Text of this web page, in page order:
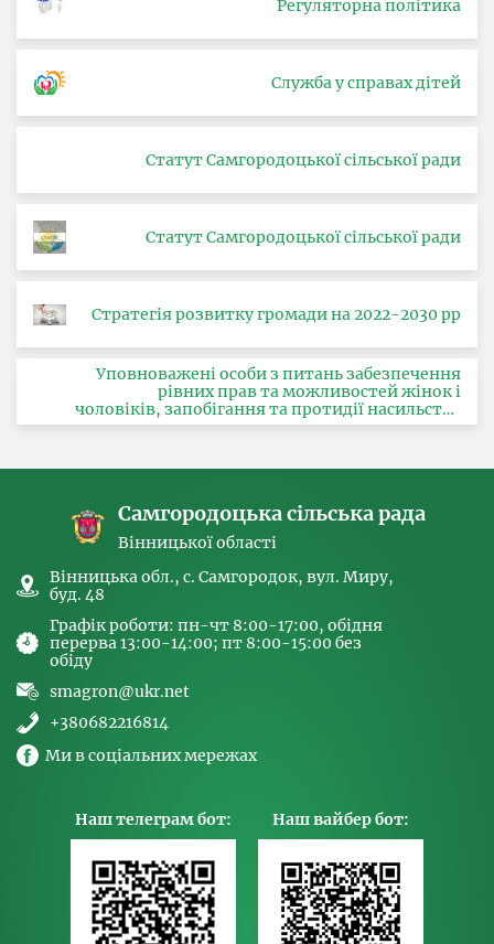
Регуляторна політика
Служба у справах дітей
Статут Самгородоцької сільської ради
Статут Самгородоцької сільської ради
Стратегія розвитку громади на 2022-2030 рр
Уповноважені особи з питань забезпечення
рівних прав та можливостей жінок і
чоловіків, запобігання та протидії насильству
за ознакою статі, з питань здійснення заходів,
Самгородоцька сільська рада
Вінницької області
Вінницька обл., с. Самгородок, вул. Миру,
буд. 48
Графік роботи: пн-чт 8:00-17:00, обідня
перерва 13:00-14:00; пт 8:00-15:00 без
обіду
smagron@ukr.net
+380682216814
Ми в соціальних мережах
Наш телеграм бот: Наш вайбер бот: